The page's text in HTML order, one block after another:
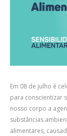
Em 08 de julho é
para conscientizar
nosso corpo a
substâncias
alimentares,